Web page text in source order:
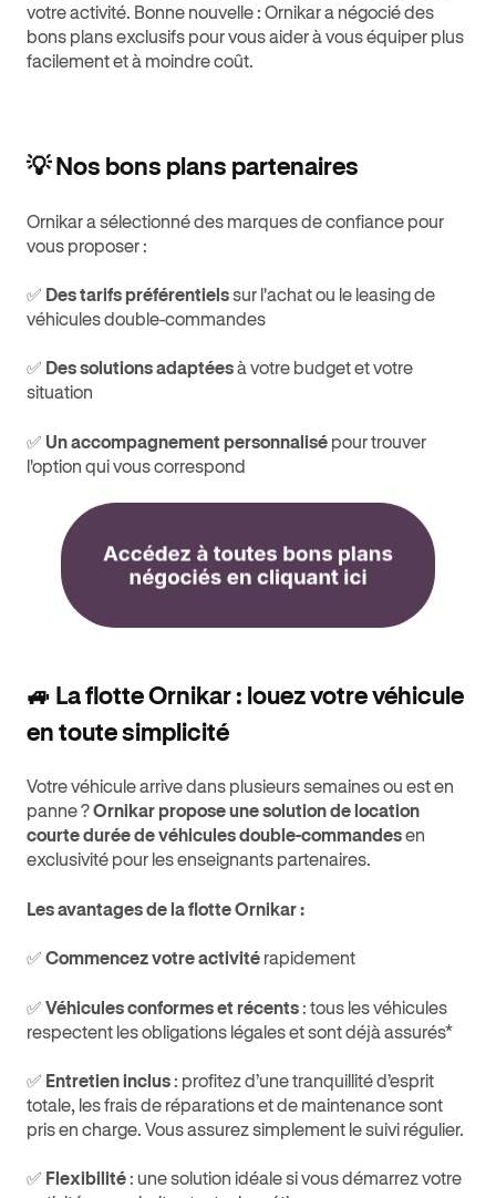
votre activité. Bonne nouvelle : Ornikar a négocié des
bons plans exclusifs pour vous aider à vous équiper plus
facilement et à moindre coût.
💡 Nos bons plans partenaires
Ornikar a sélectionné des marques de confiance pour
vous proposer :
✅ Des tarifs préférentielssur l'achat ou le leasing de
véhicules double-commandes
✅ Des solutions adaptéesà votre budget et votre
situation
✅ Un accompagnement personnalisé pour trouver
l'option qui vous correspond
🚙 La flotte Ornikar : louez votre véhicule
en toute simplicité
Votre véhicule arrive dans plusieurs semaines ou est en
panne ?Ornikar propose une solution de location
courte durée de véhicules double-commandesen
exclusivité pour les enseignants partenaires.
Les avantages de la flotte Ornikar :
✅ Commencez votre activité rapidement
✅ Véhicules conformes et récents: tous les véhicules
respectent les obligations légales et sont déjà assurés*
✅ Entretien inclus: profitez d’une tranquillité d’esprit
totale, les frais de réparations et de maintenance sont
pris en charge. Vous assurez simplement le suivi régulier.
✅ Flexibilité: une solution idéale si vous démarrez votre